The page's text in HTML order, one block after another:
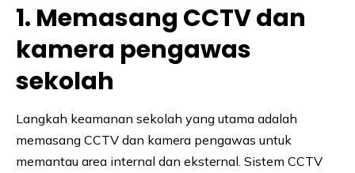
1. Memasang CCTV dan
kamera pengawas
sekolah
Langkah keamanan sekolah yang utama adalah
memasang CCTV dan kamera pengawas untuk
memantau area internal dan eksternal. Sistem CCTV